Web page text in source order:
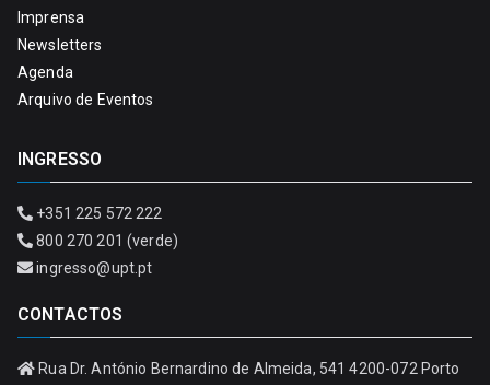
Imprensa
Newsletters
Agenda
Arquivo de Eventos
INGRESSO
+351 225 572 222
800 270 201 (verde)
ingresso@upt.pt
CONTACTOS
Rua Dr. António Bernardino de Almeida, 541 4200-072 Porto